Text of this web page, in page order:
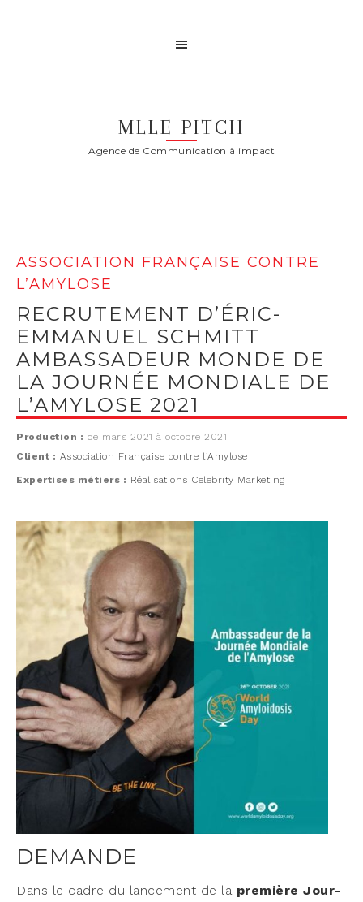
MLLE PITCH
Agence de Communication à impact
ASSOCIATION FRANÇAISE CONTRE
L’AMYLOSE
RECRUTEMENT D’ÉRIC-
EMMANUEL SCHMITT
AMBASSADEUR MONDE DE
LA JOURNÉE MONDIALE DE
L’AMYLOSE 2021
Production : de mars 2021 à octobre 2021
Client : Association Française contre l’Amylose
Expertises métiers : Réalisations Celebrity Marketing
DEMANDE
Dans le cadre du lan­ce­ment de lapre­mière Jour­